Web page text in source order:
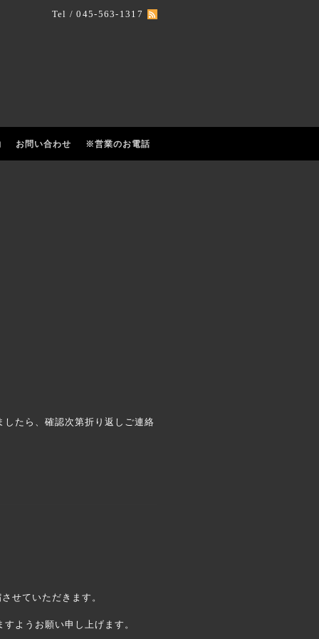
Tel / 045-563-1317
お問い合わせ ※営業のお電話
たら、確認次第折り返しご連絡
せていただきます。
ようお願い申し上げます。